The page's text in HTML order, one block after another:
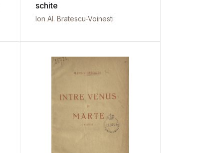
schite
Ion Al. Bratescu-Voinesti